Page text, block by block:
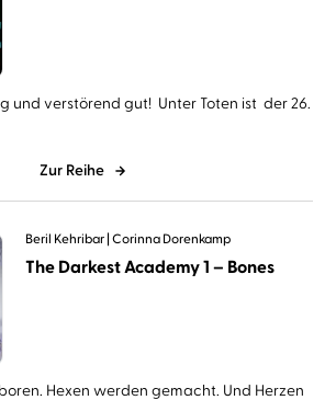
und verstörend gut! Unter Toten ist der 26.
Zur Reihe
Beril Kehribar Corinna Dorenkamp
The Darkest Academy 1 – Bones
Hexen werden gemacht. Und Herzen